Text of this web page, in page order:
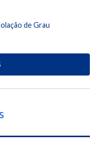
de Grau